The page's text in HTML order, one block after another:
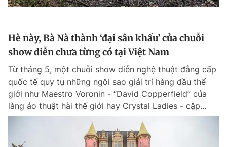
Hè này, Bà Nà thành ‘đại sân khấu’ của chuỗi
show diễn chưa từng có tại Việt Nam
Từ tháng 5, một chuỗi show diễn nghệ thuật đẳng cấp
quốc tế quy tụ những ngôi sao giải trí hàng đầu thế
giới như Maestro Voronin - “David Copperfield” của
làng ảo thuật hài thế giới hay Crystal Ladies - cặp...